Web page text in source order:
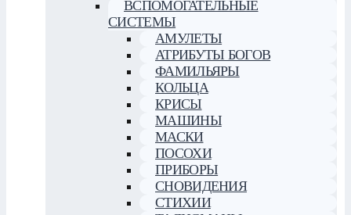
ВСПОМОГАТЕЛЬНЫЕ
СИСТЕМЫ
АМУЛЕТЫ
АТРИБУТЫ БОГОВ
ФАМИЛЬЯРЫ
КОЛЬЦА
КРИСЫ
МАШИНЫ
МАСКИ
ПОСОХИ
ПРИБОРЫ
СНОВИДЕНИЯ
СТИХИИ